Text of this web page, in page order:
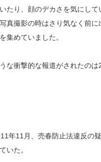
たり、顔のデカさを気にして
真撮影の時はさり気なく前に
集めていました。
な衝撃的な報道がされたの
年11月、売春防止法違反の
いた。